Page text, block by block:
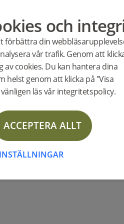
och
förbättra din
vår trafik. Genom att
av cookies. Du kan hantera dina
helst genom att klicka på "Visa
läs vår integritetspolicy.
ACCEPTERA ALLT